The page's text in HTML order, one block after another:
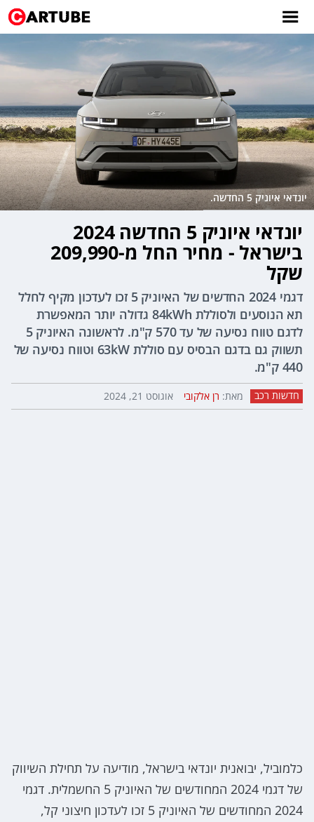
יונדאי איוניק 5 החדשה.
יונדאי איוניק 5 החדשה 2024
בישראל - מחיר החל מ-209,990
שקל
דגמי 2024 החדשים של האיוניק 5 זכו לעדכון מקיף לחלל
תא הנוסעים ולסוללת 84kWh גדולה יותר המאפשרת
לדגם טווח נסיעה של עד 570 ק"מ. לראשונה האיוניק 5
תשווק גם בדגם הבסיס עם סוללת 63kW וטווח נסיעה של
440 ק"מ.
חדשות רכב מאת: רן אלקובי אוגוסט 21, 2024
כלמוביל, יבואנית יונדאי בישראל, מודיעה על תחילת השיווק
של דגמי 2024 המחודשים של האיוניק 5 החשמלית. דגמי
2024 המחודשים של האיוניק 5 זכו לעדכון חיצוני קל,